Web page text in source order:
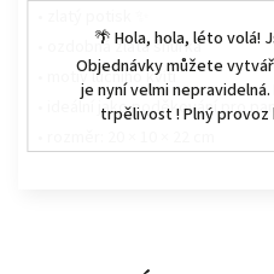
🌴 Hola, hola, léto volá!
Objednávky můžete
je nyní velmi
trpělivost ! Plný provoz
• ozdobná zlatá šňůrka
• motiv lučního kvítí
• ideální jako poděkování pro